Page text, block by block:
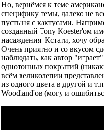
Но, вернёмся к теме
специфику темы, далеко не
пустыня с кактусами.
созданный Tony Koester'ом
насаждения. Кстати, хочу
Очень приятно и со вкусом
наблюдать, как автор
однотонных покрытий
всём великолепии
из одного цвета в другой и
Woodland'ов (могу и